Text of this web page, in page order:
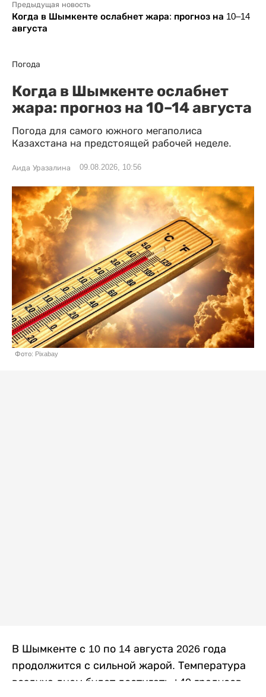
Предыдущая новость
Когда в Шымкенте ослабнет жара: прогноз на 10–14
августа
Погода
Когда в Шымкенте ослабнет
жара: прогноз на 10–14 августа
Погода для самого южного мегаполиса
Казахстана на предстоящей рабочей неделе.
Аида Уразалина 09.08.2026, 10:56
Фото: Pixabay
В Шымкенте с 10 по 14 августа 2026 года
продолжится с сильной жарой. Температура
воздуха днем будет достигать +40 градусов,